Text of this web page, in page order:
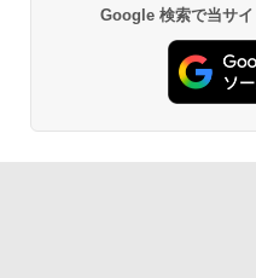
Google 検索で当サ